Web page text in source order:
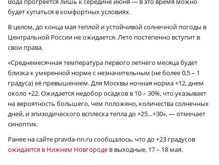
будет купаться в комфортных условиях.
В целом, до конца мая теплой и устойчивой солнечной погоды в
Центральной России не ожидается. Лето постепенно вступит в
свои права.
«Среднемесячная температура первого летнего месяца будет
близка к умеренной норме с незначительным (не более 0,5 – 1
градуса) её превышением. Для Москвы ночная норма +12, днем
около +22. Ожидается недобор осадков в 10 – 30%, что указывает
на вероятность большего, чем положено, количества солнечных
дней, и эпизодического всплеска тепла до +25…+30», — отмечает
синоптик.
Ранее на сайте pravda-nn.ru сообщалось, что до +23 градусов
ожидается в Нижнем Новгороде в выходные, 17 – 18 мая.